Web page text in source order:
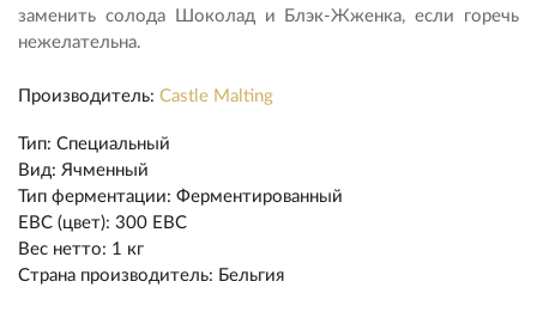
заменить солода Шоколад и Блэк-Жженка, если горечь
нежелательна.
Производитель: Castle Malting
Тип: Специальный
Вид: Ячменный
Тип ферментации: Ферментированный
EBC (цвет): 300 EBC
Вес нетто: 1 кг
Страна производитель: Бельгия